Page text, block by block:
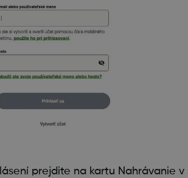
prejdite na kartu Nahrávanie v